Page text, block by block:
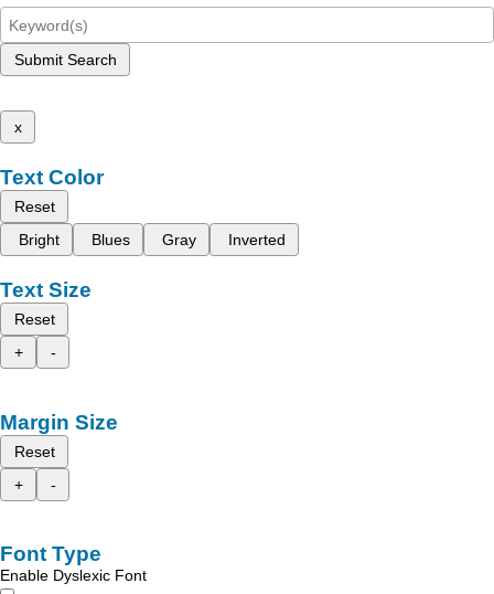
Submit Search
x
Text Color
Reset
Bright
Blues Gray Inverted
Text Size
Reset
+
-
Margin Size
Reset
+
-
Font Type
Enable Dyslexic Font